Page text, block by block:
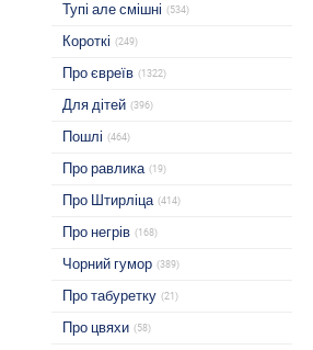
Тупі але смішні (534)
Короткі (249)
Про євреїв (1322)
Для дітей (396)
Пошлі (464)
Про равлика (19)
Про Штирліца (414)
Про негрів (168)
Чорний гумор (389)
Про табуретку (21)
Про цвяхи (58)